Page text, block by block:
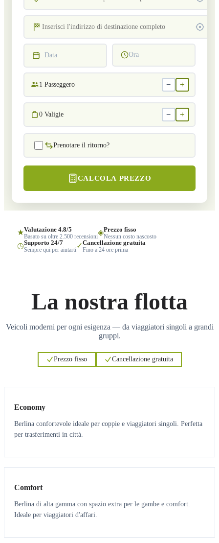
Data Ora
1 Passeggero − +
0 Valigie − +
Prenotare il ritorno?
CALCOLA PREZZO
★Valutazione 4.8/5
Basato su oltre 2.500 recensioni◈Prezzo fisso
Nessun costo nascosto
◷Supporto 24/7
Sempre qui per aiutarti✓Cancellazione gratuita
Fino a 24 ore prima
La nostra flotta
Veicoli moderni per ogni esigenza — da viaggiatori singoli a grandi
gruppi.
Prezzo fisso Cancellazione gratuita
Economy
Berlina confortevole ideale per coppie e viaggiatori singoli. Perfetta
per trasferimenti in città.
3 3
Comfort
Berlina di alta gamma con spazio extra per le gambe e comfort.
Ideale per viaggiatori d'affari.
6 5